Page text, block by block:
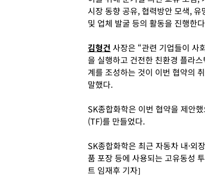
시장 동향 공유, 협력방안 모색, 유
및 업체 발굴 등의 활동을 진행한
김형건 사장은 “관련 기업들이 사
을 실행하고 건전한 친환경 플라
계를 조성하는 것이 이번 협약의
말했다.
SK종합화학은 이번 협약을 제안
(TF)를 만들었다.
SK종합화학은 최근 자동차 내·외
품 포장 등에 사용되는 고유동성
트 임재후 기자]